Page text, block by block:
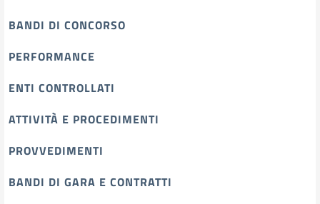
BANDI DI CONCORSO
PERFORMANCE
ENTI CONTROLLATI
ATTIVITÀ E PROCEDIMENTI
PROVVEDIMENTI
BANDI DI GARA E CONTRATTI